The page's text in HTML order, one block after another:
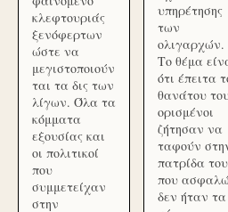
κλεφτουριάς
ξενόφερτων
ώστε να
μεγιστοποιούν
ται τα δις των
λίγων. Όλα τα
κόμματα
εξουσίας και
οι πολιτικοί
που
συμμετείχαν
στην
υπηρέτησης
των
ολιγαρχών.
Το θέμα
ότι έπειτα
θανάτου
ορισμένοι
ζήτησαν να
ταφούν
πατρίδα
που
δεν ήταν τα